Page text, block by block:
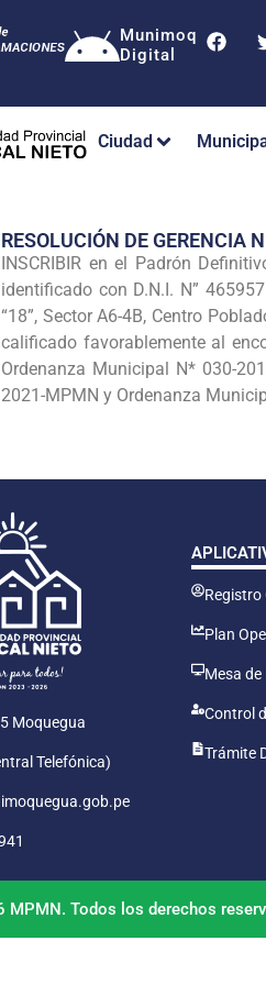
Munimoq
Digital
Ciudad
RESOLUCIÓN DE
INSCRIBIR en el Padrón
identificado con D.N.I. N”
“18”, Sector A6-4B, Centro
calificado favorablemente al
Ordenanza Municipal N* 030-
2021-MPMN y Ordenanza
Moquegua
Telefónica)
Registro
Plan
Mesa de
Control
Trámite
Todos los derechos